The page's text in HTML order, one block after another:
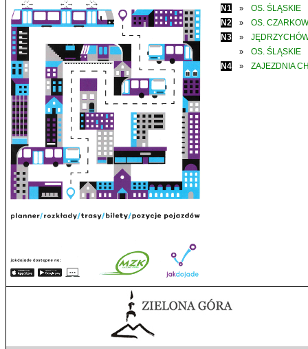
N1
»
OS. ŚLĄSKIE
N2
»
OS.
N3
»
»
OS. ŚLĄSKIE
N4
» ZAJEZDNIA